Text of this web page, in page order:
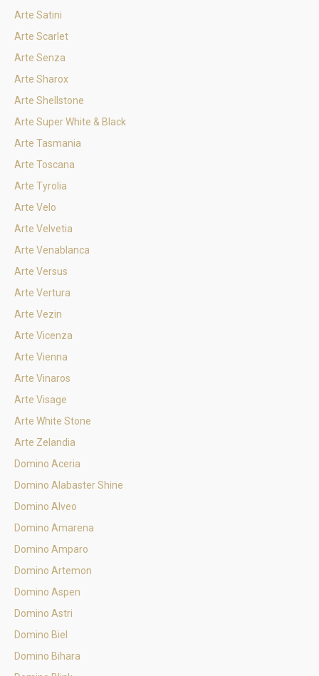
Arte Satini
Arte Scarlet
Arte Senza
Arte Sharox
Arte Shellstone
Arte Super White & Black
Arte Tasmania
Arte Toscana
Arte Tyrolia
Arte Velo
Arte Velvetia
Arte Venablanca
Arte Versus
Arte Vertura
Arte Vezin
Arte Vicenza
Arte Vienna
Arte Vinaros
Arte Visage
Arte White Stone
Arte Zelandia
Domino Aceria
Domino Alabaster Shine
Domino Alveo
Domino Amarena
Domino Amparo
Domino Artemon
Domino Aspen
Domino Astri
Domino Biel
Domino Bihara